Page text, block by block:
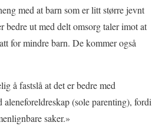
med at barn som er litt større jevnt
bedre ut med delt omsorg taler imot at
for mindre barn. De kommer også
å fastslå at det er bedre med
aleneforeldreskap (sole parenting), fordi
saker.»